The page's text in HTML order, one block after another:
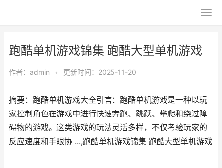
跑酷单机游戏锦集 跑酷大型单机游戏
作者： admin • 更新时间：2025-11-20
摘要：跑酷单机游戏大全引言：跑酷单机游戏是一种以玩
家控制角色在游戏中进行快速奔跑、跳跃、攀爬和绕过障
碍物的游戏。这类游戏的玩法灵活多样，不仅考验玩家的
反应速度和手眼协 ...,跑酷单机游戏锦集 跑酷大型单机游戏